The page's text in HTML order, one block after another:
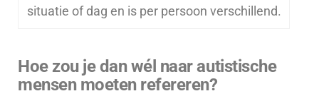
situatie of dag en is per persoon verschillend.
Hoe zou je dan wél naar autistische
mensen moeten refereren?